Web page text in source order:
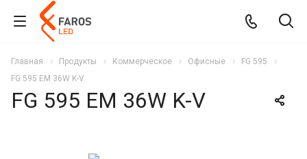
Главная Продукты Коммерческое Офисные
FG 595
FG 595 EM 36W K-V
FG 595 EM 36W K-V